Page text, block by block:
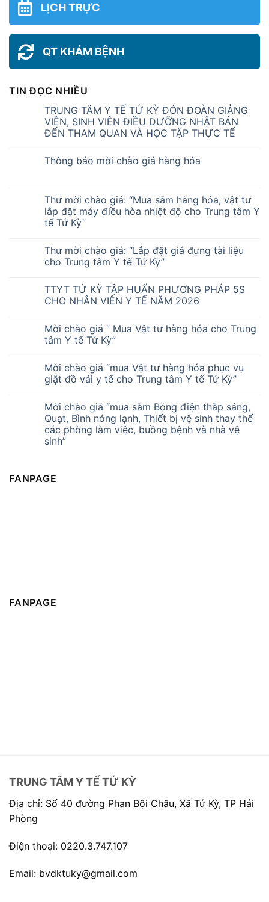
LỊCH TRỰC
QT KHÁM BỆNH
TIN ĐỌC NHIỀU
TRUNG TÂM Y TẾ TỨ KỲ ĐÓN ĐOÀN GIẢNG
VIÊN, SINH VIÊN ĐIỀU DƯỠNG NHẬT BẢN
ĐẾN THAM QUAN VÀ HỌC TẬP THỰC TẾ
Thông báo mời chào giá hàng hóa
Thư mời chào giá: “Mua sắm hàng hóa, vật tư
lắp đặt máy điều hòa nhiệt độ cho Trung tâm Y
tế Tứ Kỳ”
Thư mời chào giá: “Lắp đặt giá đựng tài liệu
cho Trung tâm Y tế Tứ Kỳ”
TTYT TỨ KỲ TẬP HUẤN PHƯƠNG PHÁP 5S
CHO NHÂN VIÊN Y TẾ NĂM 2026
Mời chào giá ” Mua Vật tư hàng hóa cho Trung
tâm Y tế Tứ Kỳ”
Mời chào giá “mua Vật tư hàng hóa phục vụ
giặt đồ vải y tế cho Trung tâm Y tế Tứ Kỳ”
Mời chào giá “mua sắm Bóng điện thắp sáng,
Quạt, Bình nóng lạnh, Thiết bị vệ sinh thay thế
các phòng làm việc, buồng bệnh và nhà vệ
sinh”
FANPAGE
FANPAGE
TRUNG TÂM Y TẾ TỨ KỲ
Địa chỉ: Số 40 đường Phan Bội Châu, Xã Tứ Kỳ, TP Hải
Phòng
Điện thoại: 0220.3.747.107
Email: bvdktuky@gmail.com